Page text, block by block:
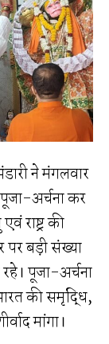
भंडारी ने मंगलवार
अर्चना कर
राष्ट्र की
पर बड़ी संख्या
रहे। पूजा-अर्चना
की समृद्धि,
मांगा।